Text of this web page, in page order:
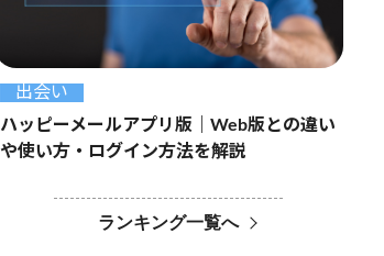
出会い
ハッピーメールアプリ版｜Web版との違い
や使い方・ログイン方法を解説
ランキング一覧へ